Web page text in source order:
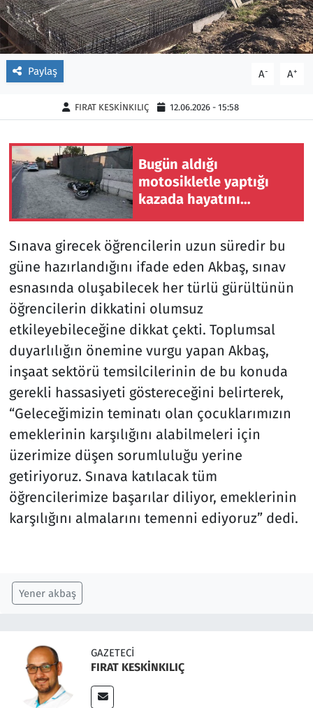
Paylaş A- A+
FIRAT KESKİNKILIÇ 12.06.2026 - 15:58
Bugün aldığı
motosikletle yaptığı
kazada hayatını
Sınava girecek öğrencilerin uzun süredir bu
güne hazırlandığını ifade eden Akbaş, sınav
esnasında oluşabilecek her türlü gürültünün
öğrencilerin dikkatini olumsuz
etkileyebileceğine dikkat çekti. Toplumsal
duyarlılığın önemine vurgu yapan Akbaş,
inşaat sektörü temsilcilerinin de bu konuda
gerekli hassasiyeti göstereceğini belirterek,
“Geleceğimizin teminatı olan çocuklarımızın
emeklerinin karşılığını alabilmeleri için
üzerimize düşen sorumluluğu yerine
getiriyoruz. Sınava katılacak tüm
öğrencilerimize başarılar diliyor, emeklerinin
karşılığını almalarını temenni ediyoruz” dedi.
Yener akbaş
GAZETECI
FIRAT KESKİNKILIÇ
Sağlık
Saray
Şarköy
Siyaset
Spor
Süleymanpaşa
Tekirdağ